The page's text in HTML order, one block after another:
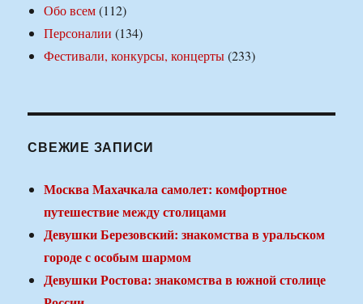
Обо всем(112)
Персоналии (134)
Фестивали, конкурсы, концерты(233)
СВЕЖИЕ ЗАПИСИ
Москва Махачкала самолет: комфортное
путешествие между столицами
Девушки Березовский: знакомства в уральском
городе с особым шармом
Девушки Ростова: знакомства в южной столице